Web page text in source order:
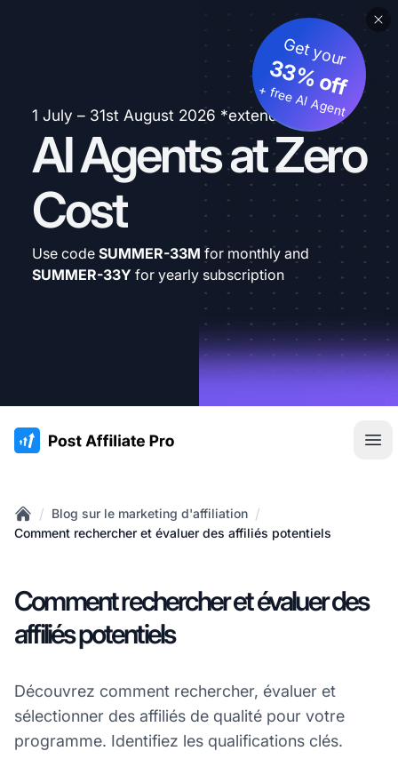
1 July – 31st August 2026 *extended
AI Agents at Zero
Cost
Get your
33% off
+ free AI Agent
Use code SUMMER-33M for monthly and
SUMMER-33Y for yearly subscription
:site.title
Home
/ Blog sur le marketing d'affiliation /
Comment rechercher et évaluer des affiliés potentiels
Comment rechercher et évaluer des
affiliés potentiels
Découvrez comment rechercher, évaluer et
sélectionner des affiliés de qualité pour votre
programme. Identifiez les qualifications clés.